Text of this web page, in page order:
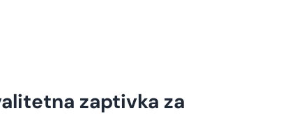
zaptivka za